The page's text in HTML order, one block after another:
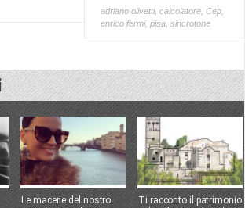
adriano olivetti, calcolatore, Cep,
enrico fermi, pisa, sincrotone
Le macerie del nostro
Ti racconto il patrimonio